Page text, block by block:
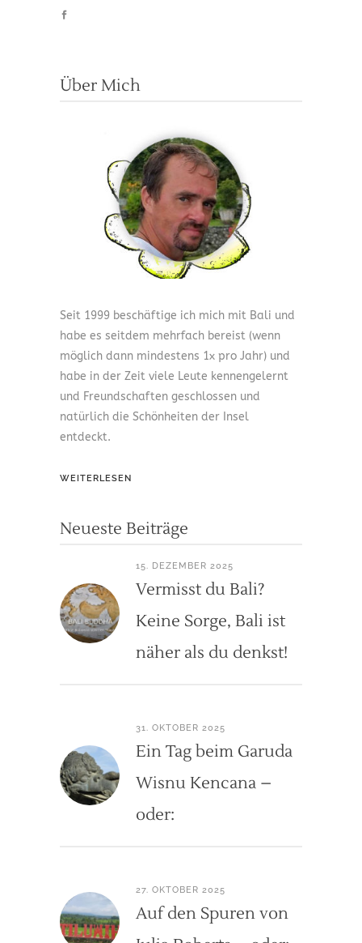
Über Mich
Seit 1999 beschäftige ich mich mit Bali und
habe es seitdem mehrfach bereist (wenn
möglich dann mindestens 1x pro Jahr) und
habe in der Zeit viele Leute kennengelernt
und Freundschaften geschlossen und
natürlich die Schönheiten der Insel
entdeckt.
WEITERLESEN
Neueste Beiträge
15. DEZEMBER 2025
Vermisst du Bali?
Keine Sorge, Bali ist
näher als du denkst!
31. OKTOBER 2025
Ein Tag beim Garuda
Wisnu Kencana –
oder:
27. OKTOBER 2025
Auf den Spuren von